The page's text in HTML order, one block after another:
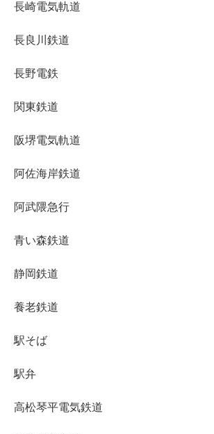
長崎電気軌道
長良川鉄道
長野電鉄
関東鉄道
阪堺電気軌道
阿佐海岸鉄道
阿武隈急行
青い森鉄道
静岡鉄道
養老鉄道
駅そば
駅弁
高松琴平電気鉄道